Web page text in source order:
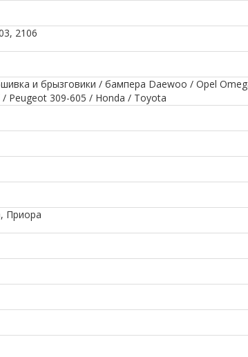
2106
и брызговики / бампера Daewoo / Opel
Peugeot 309-605 / Honda / Toyota
Приора